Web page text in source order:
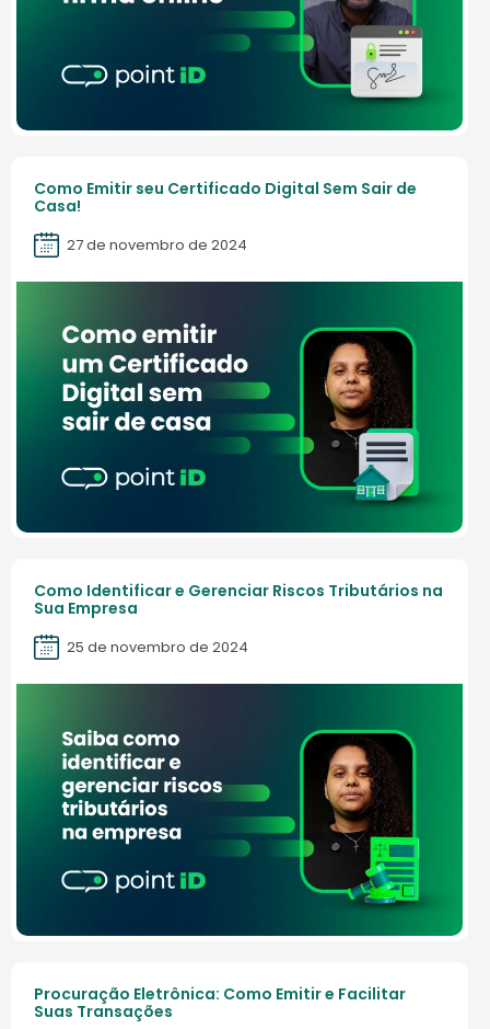
Como Emitir seu Certificado Digital Sem Sair de
Casa!
27 de novembro de 2024
Como Identificar e Gerenciar Riscos Tributários na
Sua Empresa
25 de novembro de 2024
Procuração Eletrônica: Como Emitir e Facilitar
Suas Transações